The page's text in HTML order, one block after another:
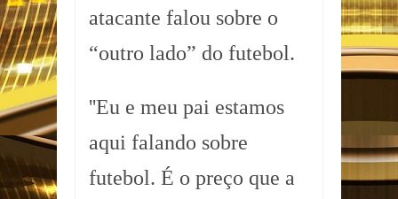
atacante falou sobre o
“outro lado” do futebol.
''Eu e meu pai estamos
aqui falando sobre
futebol. É o preço que a